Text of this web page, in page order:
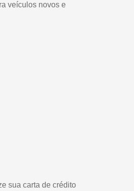
veículos novos e
sua carta de crédito